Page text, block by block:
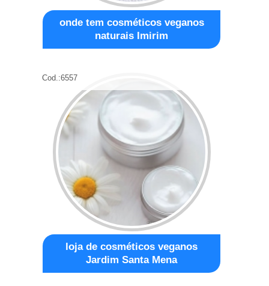
onde tem cosméticos veganos
naturais Imirim
Cod.:6557
loja de cosméticos veganos
Jardim Santa Mena